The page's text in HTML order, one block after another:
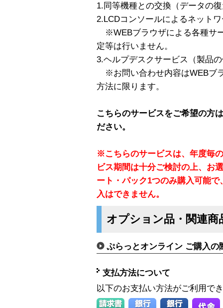
1.同等機種との交換（データの
2.LCDコンソールによるネット
※WEBブラウザによる各種サ
定等は行いません。
3.ヘルプデスクサービス（製品
※お問い合わせ内容はWEBブ
方法に限ります。
こちらのサービスをご希望の方
ださい。
※こちらのサービスは、年度毎
ビス期間は十分ご検討の上、お
ート・パック1つのみ購入可能
入はできません。
オプション品・関連商
ぷらっとオンライン ご購入の
支払方法について
以下のお支払い方法がご利用で